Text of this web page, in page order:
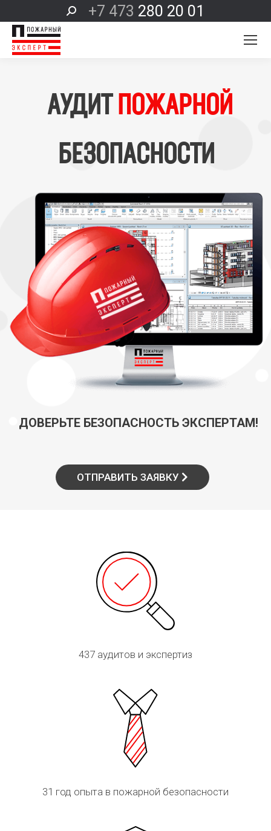
Поиск:+7 473 280 20 01
АУДИТ ПОЖАРНОЙ
БЕЗОПАСНОСТИ
ДОВЕРЬТЕ БЕЗОПАСНОСТЬ ЭКСПЕРТАМ!
ОТПРАВИТЬ ЗАЯВКУ
437 аудитов и экспертиз
31 год опыта в пожарной безопасности